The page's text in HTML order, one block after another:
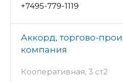
+7495-779-1119
Аккорд, торгово-
компания
Кооперативная, 3 ст2